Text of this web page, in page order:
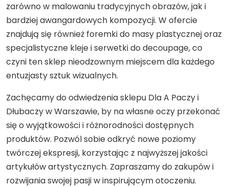
zarówno w malowaniu tradycyjnych obrazów, jak i
bardziej awangardowych kompozycji. W ofercie
znajdują się również foremki do masy plastycznej oraz
specjalistyczne kleje i serwetki do decoupage, co
czyni ten sklep nieodzownym miejscem dla każdego
entuzjasty sztuk wizualnych.
Zachęcamy do odwiedzenia sklepu Dla A Paczy i
Dłubaczy w Warszawie, by na własne oczy przekonać
się o wyjątkowości i różnorodności dostępnych
produktów. Pozwól sobie odkryć nowe poziomy
twórczej ekspresji, korzystając z najwyższej jakości
artykułów artystycznych. Zapraszamy do zakupów i
rozwijania swojej pasji w inspirującym otoczeniu.